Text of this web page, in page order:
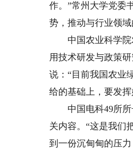
作。”常州大学党委
势，推动与行业领
中国农业科学院农
用技术研发与政策
说：“目前我国农业
给的基础上，要发
中国电科49所所
关内容。“这是我们
到一份沉甸甸的压